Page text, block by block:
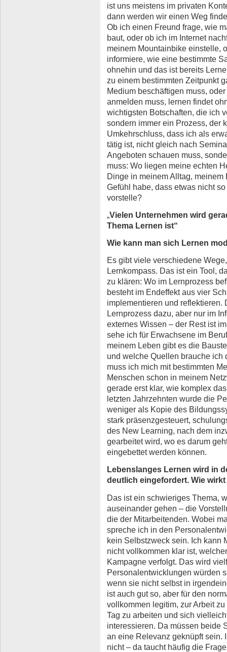
ist uns meistens im privaten
dann werden wir einen Weg
Ob ich einen Freund frage, wie
baut, oder ob ich im Internet
meinem Mountainbike einstelle,
informiere, wie eine bestimmte
ohnehin und das ist bereits
zu einem bestimmten Zeitpunkt
Medium beschäftigen muss,
anmelden muss, lernen findet
wichtigsten Botschaften, die ich
sondern immer ein Prozess, der
Umkehrschluss, dass ich als
tätig ist, nicht gleich nach
Angeboten schauen muss,
muss: Wo liegen meine echten
Dinge in meinem Alltag,
Gefühl habe, dass etwas nicht
vorstelle?
„Vielen Unternehmen wird
Thema Lernen ist“
Wie kann man sich Lernen
Es gibt viele verschiedene
Lernkompass. Das ist ein Tool,
zu klären: Wo im Lernprozess
besteht im Endeffekt aus vier
implementieren und reflektieren.
Lernprozess dazu, aber nur im
externes Wissen – der Rest ist
sehe ich für Erwachsene im
meinem Leben gibt es die
und welche Quellen brauche ich
muss ich mich mit bestimmten
Menschen schon in meinem
gerade erst klar, wie komplex
letzten Jahrzehnten wurde die
weniger als Kopie des
stark präsenzgesteuert,
des New Learning, nach dem
gearbeitet wird, wo es darum
eingebettet werden können.
Lebenslanges Lernen wird in
deutlich eingefordert. Wie
Das ist ein schwieriges Thema,
auseinander gehen – die
die der Mitarbeitenden. Wobei
spreche ich in den
kein Selbstzweck sein. Ich kann
nicht vollkommen klar ist,
Kampagne verfolgt. Das wird
Personalentwicklungen würden
wenn sie nicht selbst in
ist auch gut so, aber für den
vollkommen legitim, zur Arbeit
Tag zu arbeiten und sich
interessieren. Da müssen beide
an eine Relevanz geknüpft sein.
nicht – da taucht häufig die